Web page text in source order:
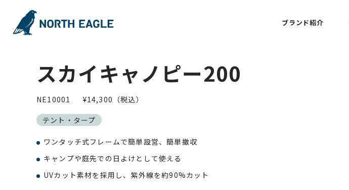
ブランド紹介
スカイキャノピー200
NE10001 ¥14,300（税込）
テント・タープ
ワンタッチ式フレームで簡単設営、簡単撤収
キャンプや庭先での日よけとして使える
UVカット素材を採用し、紫外線を約90%カット